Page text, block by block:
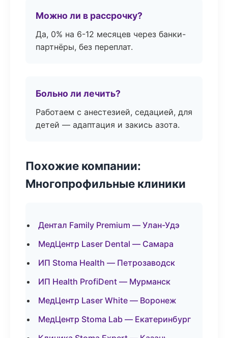
Можно ли в рассрочку?
Да, 0% на 6-12 месяцев через банки-
партнёры, без переплат.
Больно ли лечить?
Работаем с анестезией, седацией, для
детей — адаптация и закись азота.
Похожие компании:
Многопрофильные клиники
Дентал Family Premium — Улан-Удэ
МедЦентр Laser Dental — Самара
ИП Stoma Health — Петрозаводск
ИП Health ProfiDent — Мурманск
МедЦентр Laser White — Воронеж
МедЦентр Stoma Lab — Екатеринбург